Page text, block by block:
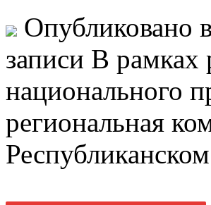
Опубликовано
записи В рамках
национального
региональная